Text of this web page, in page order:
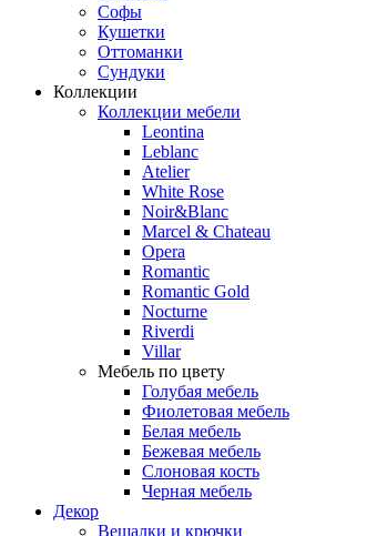
Софы
Кушетки
Оттоманки
Сундуки
Коллекции
Коллекции мебели
Leontina
Leblanc
Аtelier
White Rose
Noir&Blanc
Marcel & Chateau
Opera
Romantic
Romantic Gold
Nocturne
Riverdi
Villar
Мебель по цвету
Голубая мебель
Фиолетовая мебель
Белая мебель
Бежевая мебель
Слоновая кость
Черная мебель
Декор
Вешалки и крючки